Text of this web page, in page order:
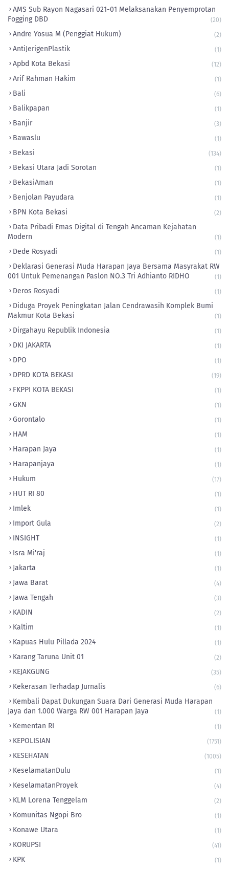
AMS Sub Rayon Nagasari 021-01 Melaksanakan Penyemprotan
Fogging DBD
(20)
Andre Yosua M (Penggiat Hukum) (2)
AntiJerigenPlastik (1)
Apbd Kota Bekasi (12)
Arif Rahman Hakim (1)
Bali (6)
Balikpapan (1)
Banjir (3)
Bawaslu (1)
Bekasi (134)
Bekasi Utara Jadi Sorotan (1)
BekasiAman (1)
Benjolan Payudara (1)
BPN Kota Bekasi (2)
Data Pribadi Emas Digital di Tengah Ancaman Kejahatan
Modern
(1)
Dede Rosyadi (1)
Deklarasi Generasi Muda Harapan Jaya Bersama Masyrakat RW
001 Untuk Pemenangan Paslon NO.3 Tri Adhianto RIDHO
(1)
Deros Rosyadi (1)
Diduga Proyek Peningkatan Jalan Cendrawasih Komplek Bumi
Makmur Kota Bekasi
(1)
Dirgahayu Republik Indonesia (1)
DKI JAKARTA (1)
DPO (1)
DPRD KOTA BEKASI (19)
FKPPI KOTA BEKASI (1)
GKN (1)
Gorontalo (1)
HAM (1)
Harapan Jaya (1)
Harapanjaya (1)
Hukum (17)
HUT RI 80 (1)
Imlek (1)
Import Gula (2)
INSIGHT (1)
Isra Mi'raj (1)
Jakarta (1)
Jawa Barat (4)
Jawa Tengah (3)
KADIN (2)
Kaltim (1)
Kapuas Hulu Pillada 2024 (1)
Karang Taruna Unit 01 (2)
KEJAKGUNG (35)
Kekerasan Terhadap Jurnalis (6)
Kembali Dapat Dukungan Suara Dari Generasi Muda Harapan
Jaya dan 1.000 Warga RW 001 Harapan Jaya
(1)
Kementan RI (1)
KEPOLISIAN (1751)
KESEHATAN (1005)
KeselamatanDulu (1)
KeselamatanProyek (4)
KLM Lorena Tenggelam (2)
Komunitas Ngopi Bro (1)
Konawe Utara (1)
KORUPSI (41)
KPK (1)